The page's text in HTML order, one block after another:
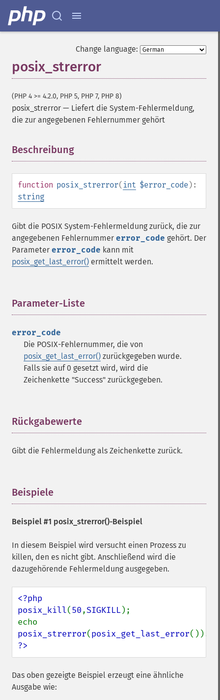
Change language:
posix_strerror
(PHP 4 >= 4.2.0, PHP 5, PHP 7, PHP 8)
posix_strerror — Liefert die System-Fehlermeldung,
die zur angegebenen Fehlernummer gehört
Beschreibung
function posix_strerror( int $error_code):
string
Gibt die POSIX System-Fehlermeldung zurück, die zur
angegebenen Fehlernummer error_code gehört. Der
Parameter error_code kann mit
posix_get_last_error() ermittelt werden.
Parameter-Liste
error_code
Die POSIX-Fehlernummer, die von
posix_get_last_error() zurückgegeben wurde.
Falls sie auf 0 gesetzt wird, wird die
Zeichenkette "Success" zurückgegeben.
Rückgabewerte
Gibt die Fehlermeldung als Zeichenkette zurück.
Beispiele
Beispiel #1 posix_strerror()-Beispiel
In diesem Beispiel wird versucht einen Prozess zu
killen, den es nicht gibt. Anschließend wird die
dazugehörende Fehlermeldung ausgegeben.
<?php
posix_kill(50,SIGKILL);
posix_strerror(posix_get_last_error()).
?>
Das oben gezeigte Beispiel erzeugt eine ähnliche
Ausgabe wie: